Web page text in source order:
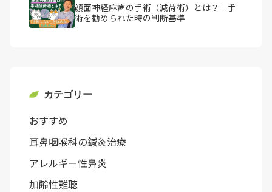
顔面神経麻痺の手術（減荷術）とは？｜手
術を勧められた時の判断基準
カテゴリー
おすすめ
耳鼻咽喉科の鍼灸治療
アレルギー性鼻炎
加齢性難聴